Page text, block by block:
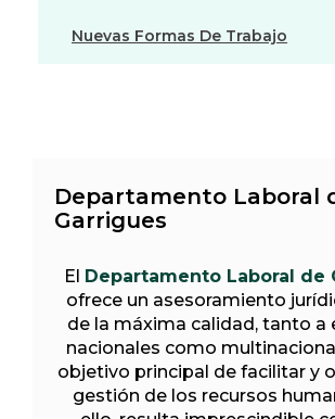
Nuevas Formas De Trabajo
Departamento Laboral
Garrigues
El
Departamento Laboral de
ofrece un asesoramiento
de la máxima calidad, tanto a
nacionales como
objetivo principal de facilitar y
gestión de los recursos